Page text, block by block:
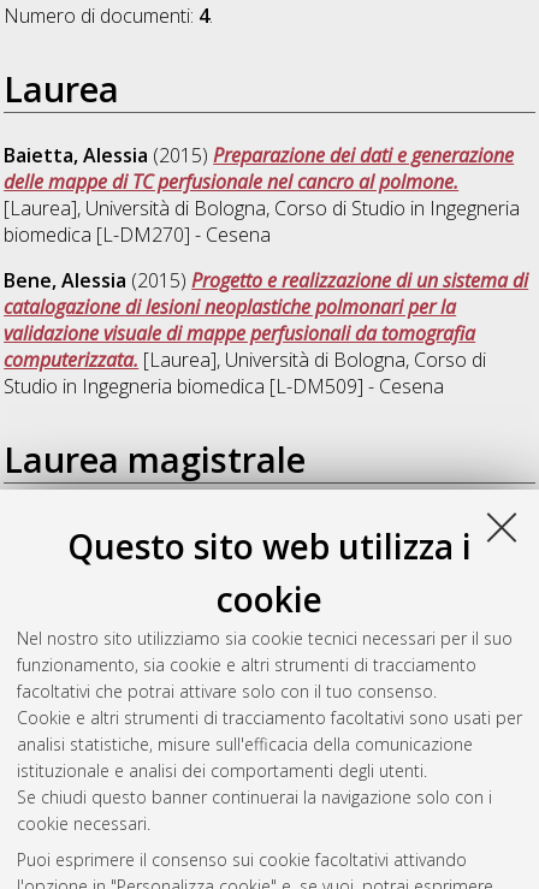
Questo sito web utilizza i
cookie
Nel nostro sito utilizziamo sia cookie tecnici necessari per il suo
funzionamento, sia cookie e altri strumenti di tracciamento
facoltativi che potrai attivare solo con il tuo consenso.
Cookie e altri strumenti di tracciamento facoltativi sono usati per
analisi statistiche, misure sull'efficacia della comunicazione
istituzionale e analisi dei comportamenti degli utenti.
Se chiudi questo banner continuerai la navigazione solo con i
cookie necessari.
Puoi esprimere il consenso sui cookie facoltativi attivando
Numero di documenti: 4.
Laurea
Baietta, Alessia (2015)Preparazione dei dati e generazione
delle mappe di TC perfusionale nel cancro al polmone.
[Laurea], Università di Bologna, Corso di Studio in Ingegneria
biomedica [L-DM270] - Cesena
Bene, Alessia (2015)Progetto e realizzazione di un sistema di
catalogazione di lesioni neoplastiche polmonari per la
validazione visuale di mappe perfusionali da tomografia
computerizzata. [Laurea], Università di Bologna, Corso di
Studio in Ingegneria biomedica [L-DM509] - Cesena
Laurea magistrale
Autocalibrazione di una telecamera
utilizzando una singola vista.[Laurea magistrale], Università di
Glielmi, Damiano(2015) Messa a punto di un sistema di
microscopia per l'analisi quantitativa di segnali fluorescenti.
[Laurea magistrale], Università di Bologna, Corso di Studio in
Ingegneria biomedica [LM-DM270] - Cesena
Questa lista e' stata generata ilFri Aug 7 12:22:58 2026 CEST
Atom